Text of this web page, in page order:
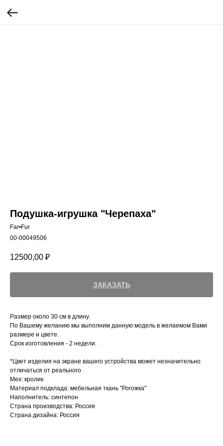
Подушка-игрушка "Черепаха"
Far•Fur
00-00049506
12500,00 ₽
ЗАКАЗАТЬ
Размер около 30 см в длину.
По Вашему желанию мы выполним данную модель в желаемом Вами
размере и цвете.
Срок изготовления - 2 недели.
*Цвет изделия на экране вашего устройства может незначительно
отличаться от реального
Мех: кролик
Материал подклада: мебельная ткань "Рогожка"
Наполнитель: синтепон
Страна производства: Россия
Страна дизайна: Россия